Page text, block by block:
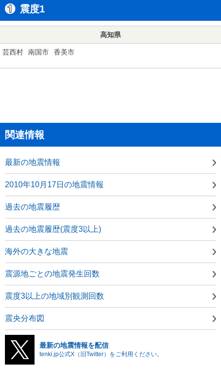
震度1
高知県
芸西村 南国市 香美市
関連情報
最新の地震情報
2010年10月17日の地震情報
過去の地震履歴
過去の地震履歴(震度3以上)
海外の大きな地震
震源地ごとの地震発生回数
震度3以上の地域別観測回数
震央分布図
最新の地震情報を配信
tenki.jp公式X（旧Twitter）をご利用ください。